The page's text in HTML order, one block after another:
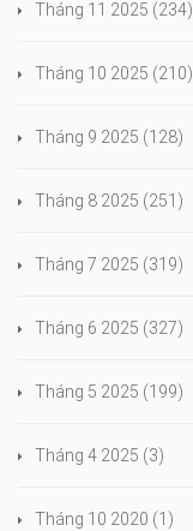
Tháng 11 2025 (234)
Tháng 10 2025 (210)
Tháng 9 2025 (128)
Tháng 8 2025 (251)
Tháng 7 2025 (319)
Tháng 6 2025 (327)
Tháng 5 2025 (199)
Tháng 4 2025 (3)
Tháng 10 2020 (1)